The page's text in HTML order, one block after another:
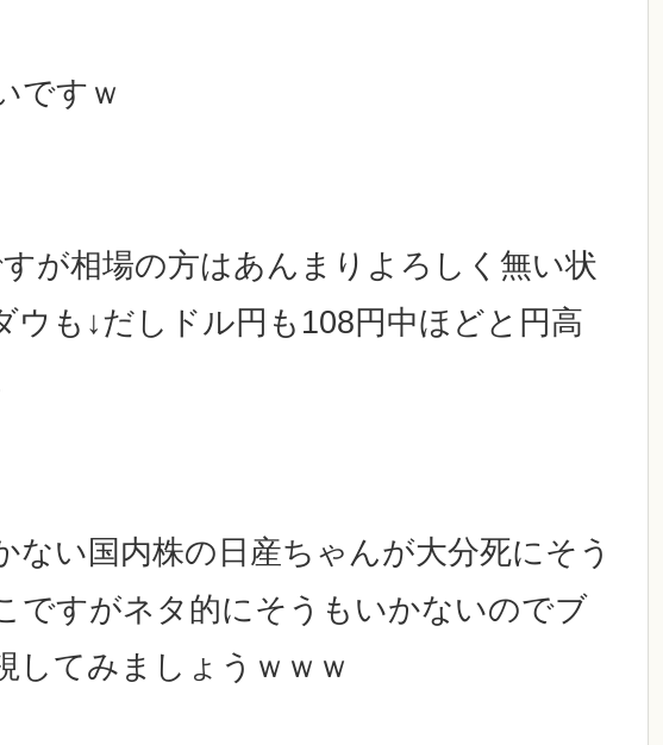
ですｗ
が相場の方はあんまりよろしく無い状
ウも↓だしドル円も108円中ほどと円高
ない国内株の日産ちゃんが大分死にそう
ですがネタ的にそうもいかないのでブ
してみましょうｗｗｗ